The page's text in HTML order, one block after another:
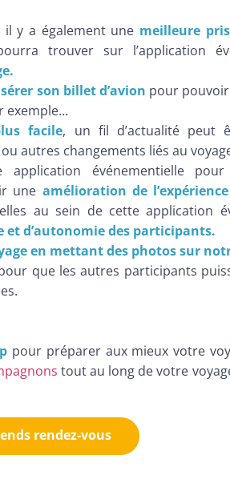
il y a également une meilleure
trouver sur l’application
son billet d’avion pour
exemple…
facile, un fil d’actualité peut
autres changements liés au
application événementielle
une amélioration de
au sein de cette application
et d’autonomie des participants.
en mettant des photos sur
que les autres participants
pour préparer aux mieux votre
tout au long de votre
rendez-vous